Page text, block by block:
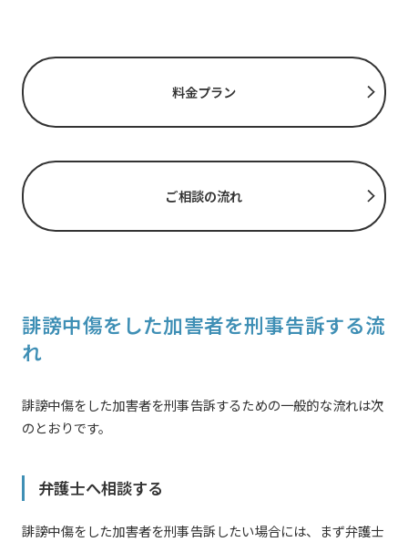
料金プラン
ご相談の流れ
誹謗中傷をした加害者を刑事告訴する流
れ
誹謗中傷をした加害者を刑事告訴するための一般的な流れは次
のとおりです。
弁護士へ相談する
誹謗中傷をした加害者を刑事告訴したい場合には、まず弁護士